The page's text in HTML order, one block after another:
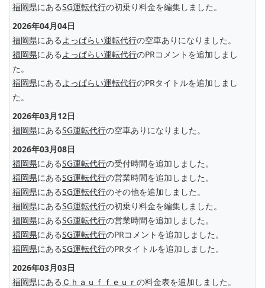
福岡県にあるSG運転代行の初乗り料金を編集しました。
2026年04月04日
福岡県にある よっぱらい運転代行の空車ありになりました。
福岡県にある よっぱらい運転代行のPRコメントを追加しまし
た。
福岡県にある よっぱらい運転代行のPRタイトルを追加しまし
た。
2026年03月12日
福岡県にあるSG運転代行の空車ありになりました。
2026年03月08日
福岡県にあるSG運転代行の受付時間を追加しました。
福岡県にあるSG運転代行の営業時間を追加しました。
福岡県にあるSG運転代行のその他を追加しました。
福岡県にあるSG運転代行の初乗り料金を編集しました。
福岡県にあるSG運転代行の営業時間を追加しました。
福岡県にあるSG運転代行のPRコメントを追加しました。
福岡県にあるSG運転代行のPRタイトルを追加しました。
2026年03月03日
福岡県にある Ｃｈａｕｆｆｅｕｒ の料金表を追加しました。